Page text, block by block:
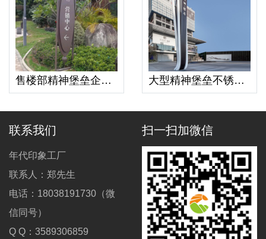
售楼部精神堡垒企业大型立式导向牌城市地标精神堡垒商场导向牌 大型精神堡垒不锈钢户外立式停车场景区导视指引指示牌导向牌
联系我们
年代印象工厂
联系人：郑先生
电话：18038191730（微
信同号）
Q Q：3589306859
扫一扫加微信